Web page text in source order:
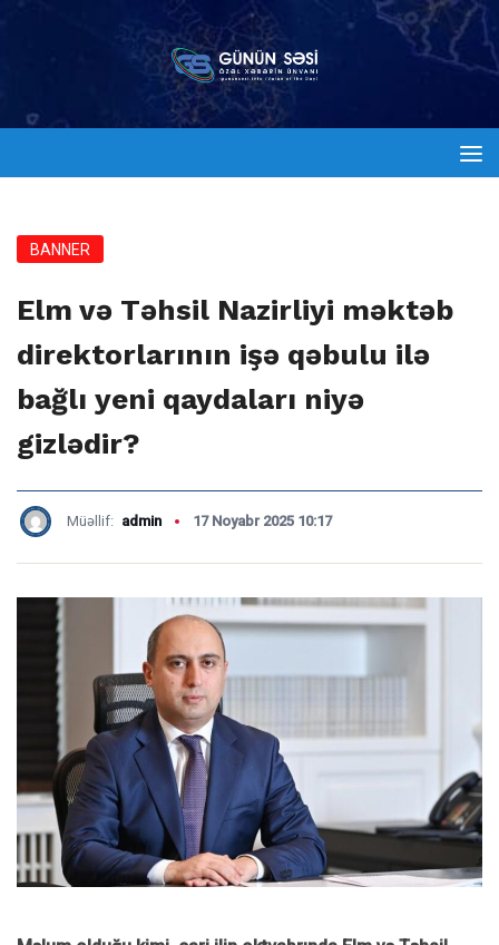
BANNER
Elm və Təhsil Nazirliyi məktəb
direktorlarının işə qəbulu ilə
bağlı yeni qaydaları niyə
gizlədir?
Müəllif: admin 17 Noyabr 2025 10:17